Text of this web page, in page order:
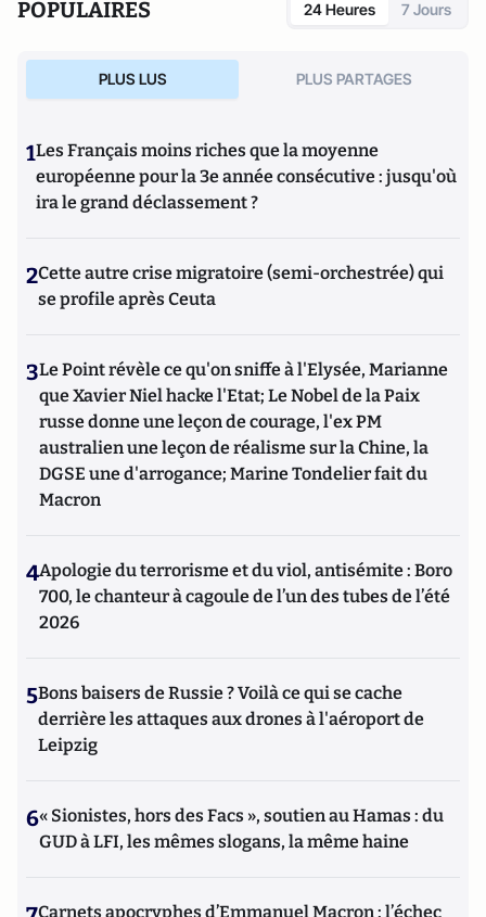
POPULAIRES 24 Heures 7 Jours
PLUS LUS PLUS PARTAGES
1Les Français moins riches que la moyenne
européenne pour la 3e année consécutive : jusqu'où
ira le grand déclassement ?
2Cette autre crise migratoire (semi-orchestrée) qui
se profile après Ceuta
3Le Point révèle ce qu'on sniffe à l'Elysée, Marianne
que Xavier Niel hacke l'Etat; Le Nobel de la Paix
russe donne une leçon de courage, l'ex PM
australien une leçon de réalisme sur la Chine, la
DGSE une d'arrogance; Marine Tondelier fait du
Macron
4Apologie du terrorisme et du viol, antisémite : Boro
700, le chanteur à cagoule de l’un des tubes de l’été
2026
5Bons baisers de Russie ? Voilà ce qui se cache
derrière les attaques aux drones à l'aéroport de
Leipzig
6« Sionistes, hors des Facs », soutien au Hamas : du
GUD à LFI, les mêmes slogans, la même haine
Carnets apocryphes d’Emmanuel Macron : l’échec